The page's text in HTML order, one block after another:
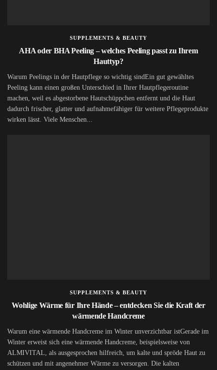
SUPPLEMENTS & BEAUTY
AHA oder BHA Peeling – welches Peeling passt zu Ihrem
Hauttyp?
Warum Peelings in der Hautpflege so wichtig sindEin gut gewähltes
Peeling kann einen großen Unterschied in Ihrer Hautpflegeroutine
machen, weil es abgestorbene Hautschüppchen entfernt und die Haut
dadurch frischer, glatter und aufnahmefähiger für weitere Pflegeprodukte
wirken lässt. Viele Menschen...
SUPPLEMENTS & BEAUTY
Wohlige Wärme für Ihre Hände – entdecken Sie die Kraft der
wärmende Handcreme
Warum eine wärmende Handcreme im Winter unverzichtbar istGerade im
Winter erweist sich eine wärmende Handcreme, beispielsweise von
ALMIVITAL, als ausgesprochen hilfreich, um kalte und spröde Haut zu
schützen und mit angenehmer Wärme zu versorgen. Die kalten